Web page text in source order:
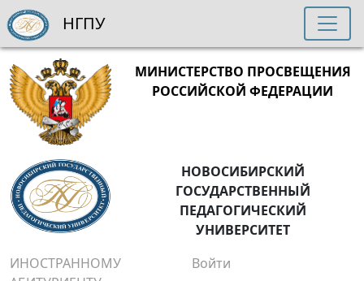
МИНИСТЕРСТВО ПРОСВЕЩЕНИЯ
РОССИЙСКОЙ ФЕДЕРАЦИИ
НОВОСИБИРСКИЙ
ГОСУДАРСТВЕННЫЙ
ПЕДАГОГИЧЕСКИЙ
УНИВЕРСИТЕТ
ИНОСТРАННОМУ
Войти
НГПУ